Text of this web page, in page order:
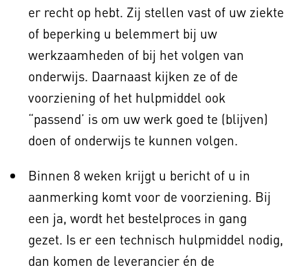
er recht op hebt. Zij stellen vast of uw ziekte
of beperking u belemmert bij uw
werkzaamheden of bij het volgen van
onderwijs. Daarnaast kijken ze of de
voorziening of het hulpmiddel ook
“passend’ is om uw werk goed te (blijven)
doen of onderwijs te kunnen volgen.
Binnen 8 weken krijgt u bericht of u in
aanmerking komt voor de voorziening. Bij
een ja, wordt het bestelproces in gang
gezet. Is er een technisch hulpmiddel nodig,
dan komen de leverancier én de